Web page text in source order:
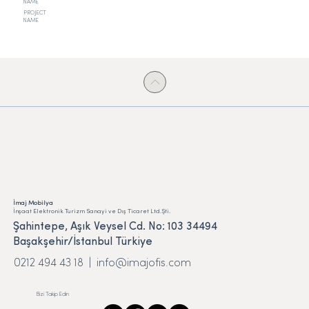
NAME
PROJECT
NAME
İmaj Mobilya
İnşaat Elektronik Turizm Sanayi ve Dış Ticaret Ltd.Şti.
Şahintepe, Aşık Veysel Cd. No: 103 34494
Başakşehir/İstanbul Türkiye
0212 494 43 18 | info@imajofis.com
Bizi Takip Edin